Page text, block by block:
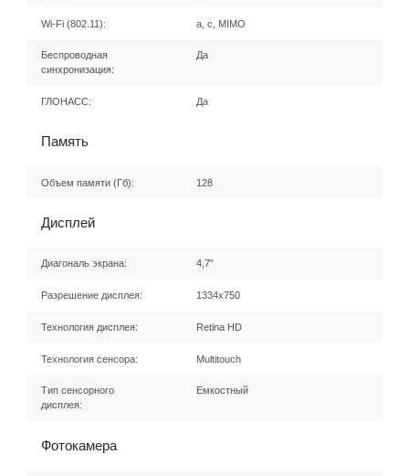
Wi-Fi (802.11): a, c, MIMO
Беспроводная
синхронизация:
Да
ГЛОНАСС: Да
Память
Объем памяти (Гб): 128
Дисплей
Диагональ экрана: 4,7"
Разрешение дисплея: 1334x750
Технология дисплея: Retina HD
Технология сенсора: Multitouch
Тип сенсорного
дисплея:
Емкостный
Фотокамера